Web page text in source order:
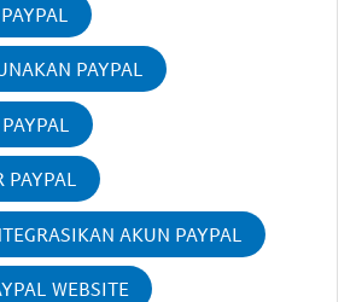
PAYPAL
PAYPAL
AKUN PAYPAL
WEBSITE